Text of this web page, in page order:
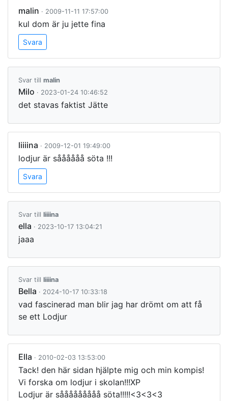
malin · 2009-11-11 17:57:00
kul dom är ju jette fina
Svara
Svar till malin
Milo · 2023-01-24 10:46:52
det stavas faktist Jätte
liiiina · 2009-12-01 19:49:00
lodjur är såååååå söta !!!
Svara
Svar till liiiina
ella · 2023-10-17 13:04:21
jaaa
Svar till liiiina
Bella · 2024-10-17 10:33:18
vad fascinerad man blir jag har drömt om att få
se ett Lodjur
Ella · 2010-02-03 13:53:00
Tack! den här sidan hjälpte mig och min kompis!
Vi forska om lodjur i skolan!!!XP
Lodjur är sååååååååå söta!!!!!<3<3<3